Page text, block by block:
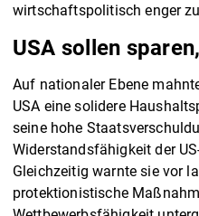
wirtschaftspolitisch enger
USA sollen
Auf nationaler Ebene
USA eine solidere
seine hohe
Widerstandsfähigkeit der
Gleichzeitig warnte sie vor
protektionistische